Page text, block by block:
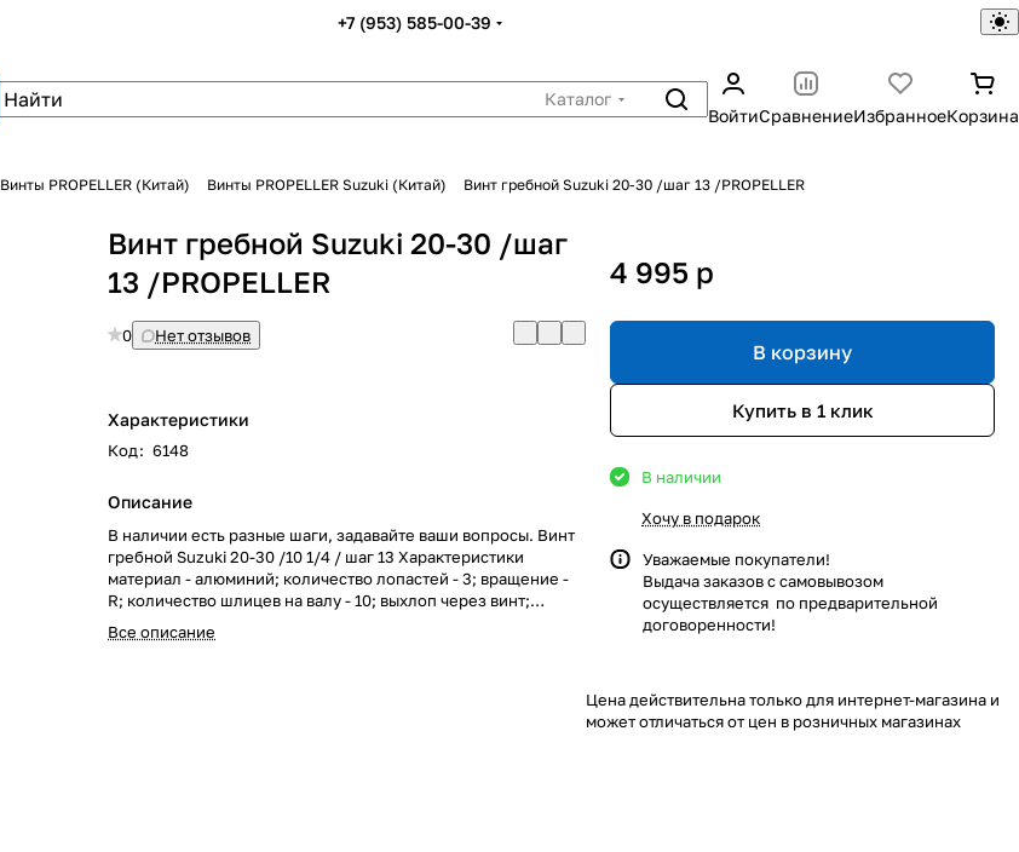
+7 (953) 585-00-39
Каталог
ВойтиСравнениеИзбранноеКорзина
Винты PROPELLER (Китай) Винты PROPELLER Suzuki (Китай) Винт гребной Suzuki 20-30 /шаг 13 /PROPELLER
Винт гребной Suzuki 20-30 /шаг
13 /PROPELLER
0 Нет отзывов
Характеристики
Код: 6148
Описание
В наличии есть разные шаги, задавайте ваши вопросы. Винт
гребной Suzuki 20-30 /10 1/4 / шаг 13 Характеристики
материал - алюминий; количество лопастей - 3; вращение -
R; количество шлицев на валу - 10; выхлоп через винт;
ступица винта диам. - 78мм; 3" Gearcase ОЕМ - 58100-96440-
019 Производитель - Китай Совместимые модели
Все описание
4 995 p
В корзину
Купить в 1 клик
В наличии
Хочу в подарок
Уважаемые покупатели!
Выдача заказов с самовывозом
осуществляется по предварительной
договоренности!
Цена действительна только для интернет-магазина и
может отличаться от цен в розничных магазинах